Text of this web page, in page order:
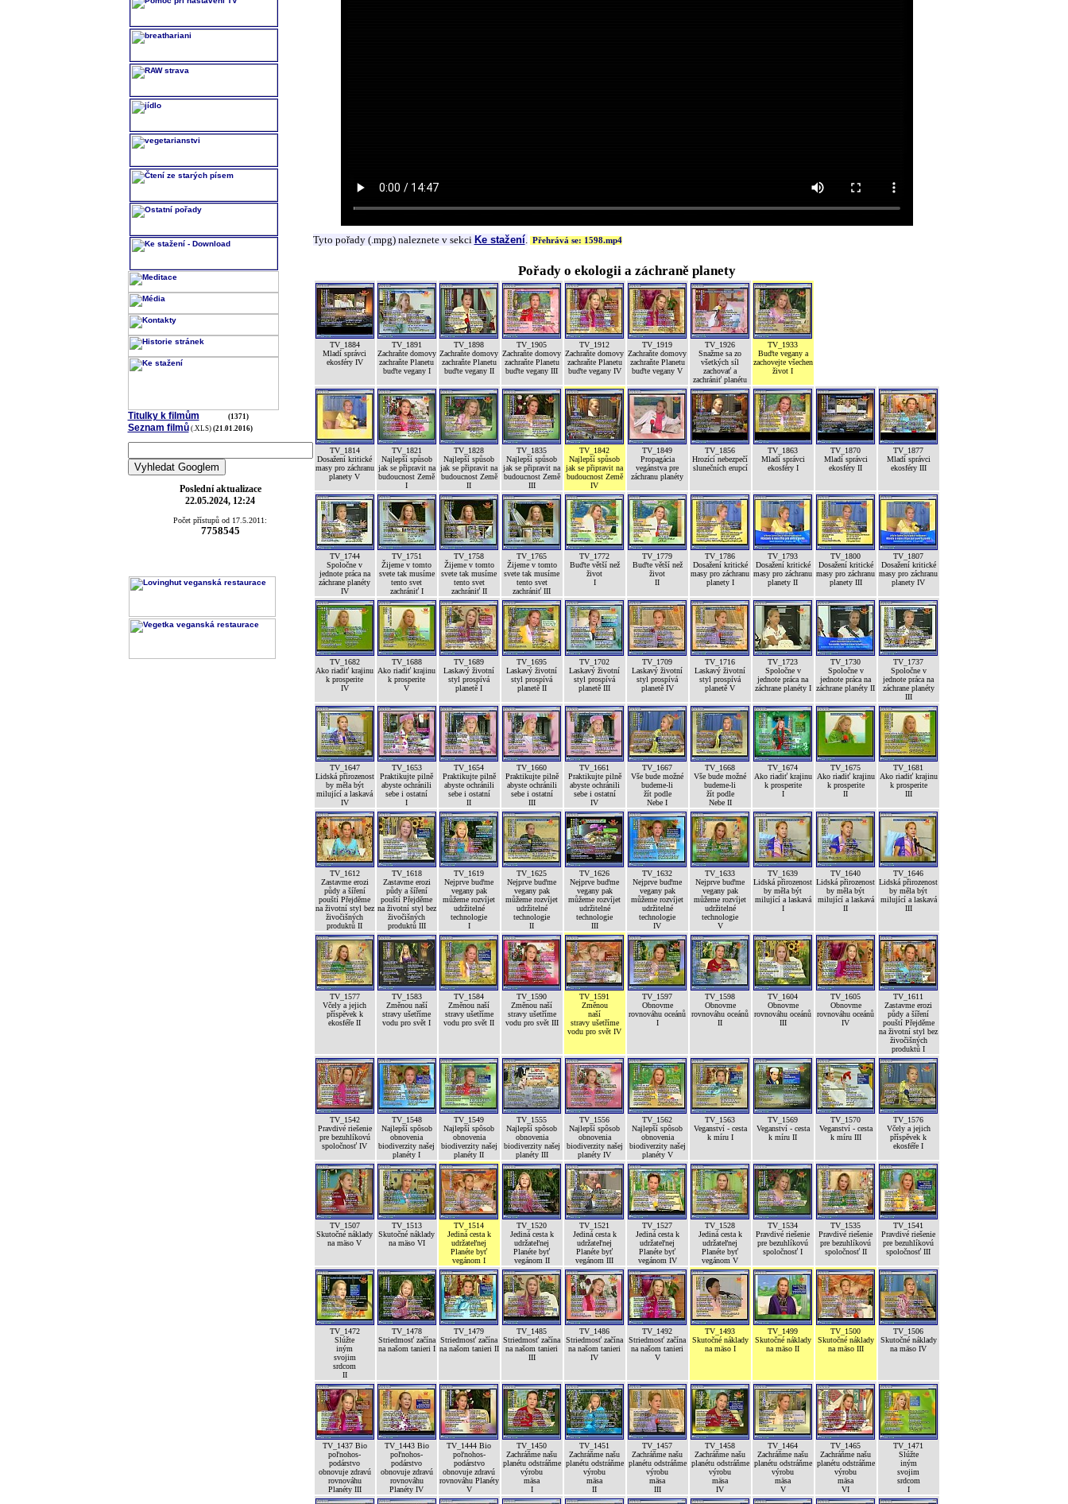
Titulky k filmům (1371)
Seznam filmů (.XLS) (21.01.2016)
Poslední aktualizace
22.05.2024, 12:24
Počet přístupů od 17.5.2011:
7758545
Tyto pořady (.mpg) naleznete v sekci Ke stažení. Přehrává se: 1598.mp4
Pořady o ekologii a záchraně planety
TV_1884
Mladí správci
ekosféry IV
TV_1891
Zachraňte domovy
zachraňte Planetu
buďte vegany I
TV_1898
Zachraňte domovy
zachraňte Planetu
buďte vegany II
TV_1905
Zachraňte domovy
zachraňte Planetu
buďte vegany III
TV_1912
Zachraňte domovy
zachraňte Planetu
buďte vegany IV
TV_1919
Zachraňte domovy
zachraňte Planetu
buďte vegany V
TV_1926
Snažme sa zo
všetkých síl
zachovať a
zachrániť planétu
TV_1933
Buďte vegany a
zachovejte všechen
život I
TV_1814
Dosažení kritické
masy pro záchranu
planety V
TV_1821
Najlepší spůsob
jak se připravit na
budoucnost Země
I
TV_1828
Najlepší spůsob
jak se připravit na
budoucnost Země
II
TV_1835
Najlepší spůsob
jak se připravit na
budoucnost Země
III
TV_1842
Najlepší spůsob
jak se připravit na
budoucnost Země
IV
TV_1849
Propagácia
vegánstva pre
záchranu planéty
TV_1856
Hrozící nebezpečí
slunečních erupcí
TV_1863
Mladí správci
ekosféry I
TV_1870
Mladí správci
ekosféry II
TV_1877
Mladí správci
ekosféry III
TV_1744
Spoločne v
jednote práca na
záchrane planéty
IV
TV_1751
Žijeme v tomto
svete tak musíme
tento svet
zachrániť I
TV_1758
Žijeme v tomto
svete tak musíme
tento svet
zachrániť II
TV_1765
Žijeme v tomto
svete tak musíme
tento svet
zachrániť III
TV_1772
Buďte větší než
život
I
TV_1779
Buďte větší než
život
II
TV_1786
Dosažení kritické
masy pro záchranu
planety I
TV_1793
Dosažení kritické
masy pro záchranu
planety II
TV_1800
Dosažení kritické
masy pro záchranu
planety III
TV_1807
Dosažení kritické
masy pro záchranu
planety IV
TV_1682
Ako riadiť krajinu
k prosperite
IV
TV_1688
Ako riadiť krajinu
k prosperite
V
TV_1689
Laskavý životní
styl prospívá
planetě I
TV_1695
Laskavý životní
styl prospívá
planetě II
TV_1702
Laskavý životní
styl prospívá
planetě III
TV_1709
Laskavý životní
styl prospívá
planetě IV
TV_1716
Laskavý životní
styl prospívá
planetě V
TV_1723
Spoločne v
jednote práca na
záchrane planéty I
TV_1730
Spoločne v
jednote práca na
záchrane planéty II
TV_1737
Spoločne v
jednote práca na
záchrane planéty
III
TV_1647
Lidská přirozenost
by měla být
milující a laskavá
IV
TV_1653
Praktikujte pilně
abyste ochránili
sebe i ostatní
I
TV_1654
Praktikujte pilně
abyste ochránili
sebe i ostatní
II
TV_1660
Praktikujte pilně
abyste ochránili
sebe i ostatní
III
TV_1661
Praktikujte pilně
abyste ochránili
sebe i ostatní
IV
TV_1667
Vše bude možné
budeme-li
žít podle
Nebe I
TV_1668
Vše bude možné
budeme-li
žít podle
Nebe II
TV_1674
Ako riadiť krajinu
k prosperite
I
TV_1675
Ako riadiť krajinu
k prosperite
II
TV_1681
Ako riadiť krajinu
k prosperite
III
TV_1612
Zastavme erozi
půdy a šíření
pouští Přejděme
na životní styl bez
živočišných
produktů II
TV_1618
Zastavme erozi
půdy a šíření
pouští Přejděme
na životní styl bez
živočišných
produktů III
TV_1619
Nejprve buďme
vegany pak
můžeme rozvíjet
udržitelné
technologie
I
TV_1625
Nejprve buďme
vegany pak
můžeme rozvíjet
udržitelné
technologie
II
TV_1626
Nejprve buďme
vegany pak
můžeme rozvíjet
udržitelné
technologie
III
TV_1632
Nejprve buďme
vegany pak
můžeme rozvíjet
udržitelné
technologie
IV
TV_1633
Nejprve buďme
vegany pak
můžeme rozvíjet
udržitelné
technologie
V
TV_1639
Lidská přirozenost
by měla být
milující a laskavá
I
TV_1640
Lidská přirozenost
by měla být
milující a laskavá
II
TV_1646
Lidská přirozenost
by měla být
milující a laskavá
III
TV_1577
Včely a jejich
příspěvek k
ekosféře II
TV_1583
Změnou naší
stravy ušetříme
vodu pro svět I
TV_1584
Změnou naší
stravy ušetříme
vodu pro svět II
TV_1590
Změnou naší
stravy ušetříme
vodu pro svět III
TV_1591
Změnou
naší
stravy ušetříme
vodu pro svět IV
TV_1597
Obnovme
rovnováhu oceánů
I
TV_1598
Obnovme
rovnováhu oceánů
II
TV_1604
Obnovme
rovnováhu oceánů
III
TV_1605
Obnovme
rovnováhu oceánů
IV
TV_1611
Zastavme erozi
půdy a šíření
pouští Přejděme
na životní styl bez
živočišných
produktů I
TV_1542
Pravdivé riešenie
pre bezuhlíkovú
spoločnosť IV
TV_1548
Najlepší spôsob
obnovenia
biodiverzity našej
planéty I
TV_1549
Najlepší spôsob
obnovenia
biodiverzity našej
planéty II
TV_1555
Najlepší spôsob
obnovenia
biodiverzity našej
planéty III
TV_1556
Najlepší spôsob
obnovenia
biodiverzity našej
planéty IV
TV_1562
Najlepší spôsob
obnovenia
biodiverzity našej
planéty V
TV_1563
Veganství - cesta
k míru I
TV_1569
Veganství - cesta
k míru II
TV_1570
Veganství - cesta
k míru III
TV_1576
Včely a jejich
příspěvek k
ekosféře I
TV_1507
Skutočné náklady
na mäso V
TV_1513
Skutočné náklady
na mäso VI
TV_1514
Jediná cesta k
udržateľnej
Planéte byť
vegánom I
TV_1520
Jediná cesta k
udržateľnej
Planéte byť
vegánom II
TV_1521
Jediná cesta k
udržateľnej
Planéte byť
vegánom III
TV_1527
Jediná cesta k
udržateľnej
Planéte byť
vegánom IV
TV_1528
Jediná cesta k
udržateľnej
Planéte byť
vegánom V
TV_1534
Pravdivé riešenie
pre bezuhlíkovú
spoločnosť I
TV_1535
Pravdivé riešenie
pre bezuhlíkovú
spoločnosť II
TV_1541
Pravdivé riešenie
pre bezuhlíkovú
spoločnosť III
TV_1472
Slúžte
iným
svojim
srdcom
II
TV_1478
Striedmosť začína
na našom tanieri I
TV_1479
Striedmosť začína
na našom tanieri II
TV_1485
Striedmosť začína
na našom tanieri
III
TV_1486
Striedmosť začína
na našom tanieri
IV
TV_1492
Striedmosť začína
na našom tanieri
V
TV_1493
Skutočné náklady
na mäso I
TV_1499
Skutočné náklady
na mäso II
TV_1500
Skutočné náklady
na mäso III
TV_1506
Skutočné náklady
na mäso IV
TV_1437 Bio
poľnohos-
podárstvo
obnovuje zdravú
rovnováhu
Planéty III
TV_1443 Bio
poľnohos-
podárstvo
obnovuje zdravú
rovnováhu
Planéty IV
TV_1444 Bio
poľnohos-
podárstvo
obnovuje zdravú
rovnováhu Planéty
V
TV_1450
Zachráňme našu
planétu odstráňme
výrobu
mäsa
I
TV_1451
Zachráňme našu
planétu odstráňme
výrobu
mäsa
II
TV_1457
Zachráňme našu
planétu odstráňme
výrobu
mäsa
III
TV_1458
Zachráňme našu
planétu odstráňme
výrobu
mäsa
IV
TV_1464
Zachráňme našu
planétu odstráňme
výrobu
mäsa
V
TV_1465
Zachráňme našu
planétu odstráňme
výrobu
mäsa
VI
TV_1471
Slúžte
iným
svojim
srdcom
I